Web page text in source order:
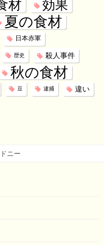
材 効果
夏の食材
日本赤軍
歴史 殺人事件
秋の食材
豆 逮捕 違い
ニー